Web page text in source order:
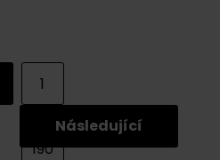
1
190
Následující